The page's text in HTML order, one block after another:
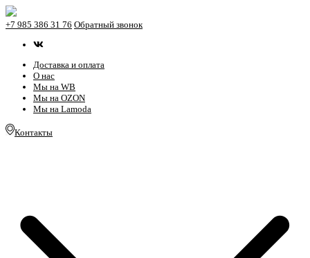
+7 985 386 31 76 Обратный звонок
Доставка и оплата
О нас
Мы на WB
Мы на OZON
Мы на Lamoda
Контакты